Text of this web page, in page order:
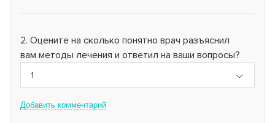
Оцените на сколько понятно врач разъяснил
вам методы лечения и ответил на ваши вопросы?
1
Добавить комментарий
Спектр клинических и биохимический анализов
Инфекционное отделение №8
Стационарное лечение инфекционных болезней
Страховые медицинские организации
СВО
Как сообщить об отсутствии медицинского документа